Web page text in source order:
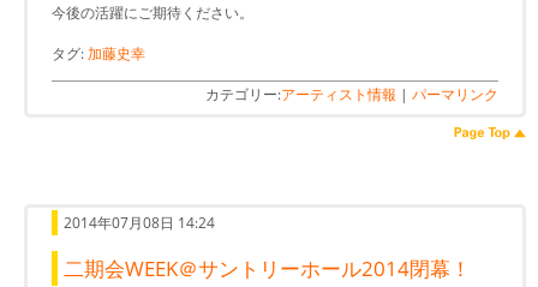
今後の活躍にご期待ください。
タグ:加藤史幸
カテゴリー:アーティスト情報 | パーマリンク
2014年07月08日 14:24
二期会WEEK＠サントリーホール2014閉幕！